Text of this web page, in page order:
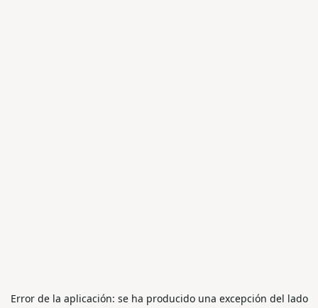
Error de la aplicación: se ha producido una excepción del lado